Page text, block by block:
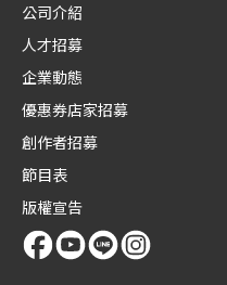
公司介紹
人才招募
企業動態
優惠券店家招募
創作者招募
節目表
版權宣告